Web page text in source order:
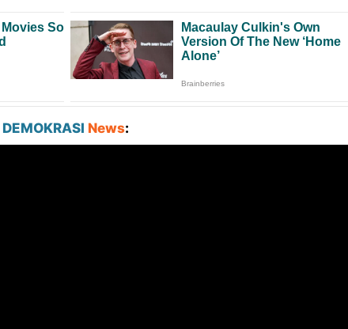
DEMOKRASI News: